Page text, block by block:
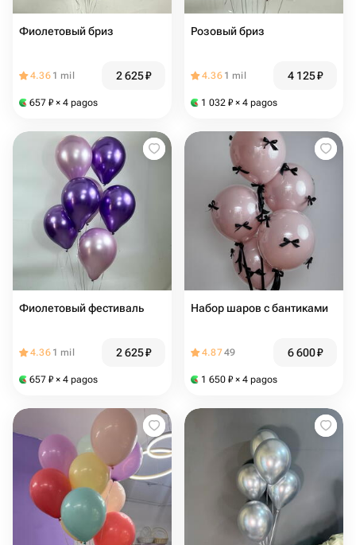
Фиолетовый бриз
4.36 1 mil 2 625₽
657 ₽ × 4 pagos
Розовый бриз
4.36 1 mil 4 125₽
1 032 ₽ × 4 pagos
Фиолетовый фестиваль
4.36 1 mil 2 625₽
657 ₽ × 4 pagos
Набор шаров с бантиками
4.8749 6 600₽
1 650 ₽ × 4 pagos